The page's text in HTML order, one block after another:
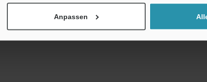
Anpassen
Bibliothek